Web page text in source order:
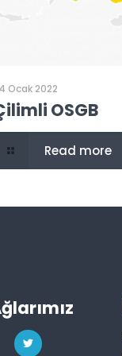
Ocak 2022
OSGB
Read more